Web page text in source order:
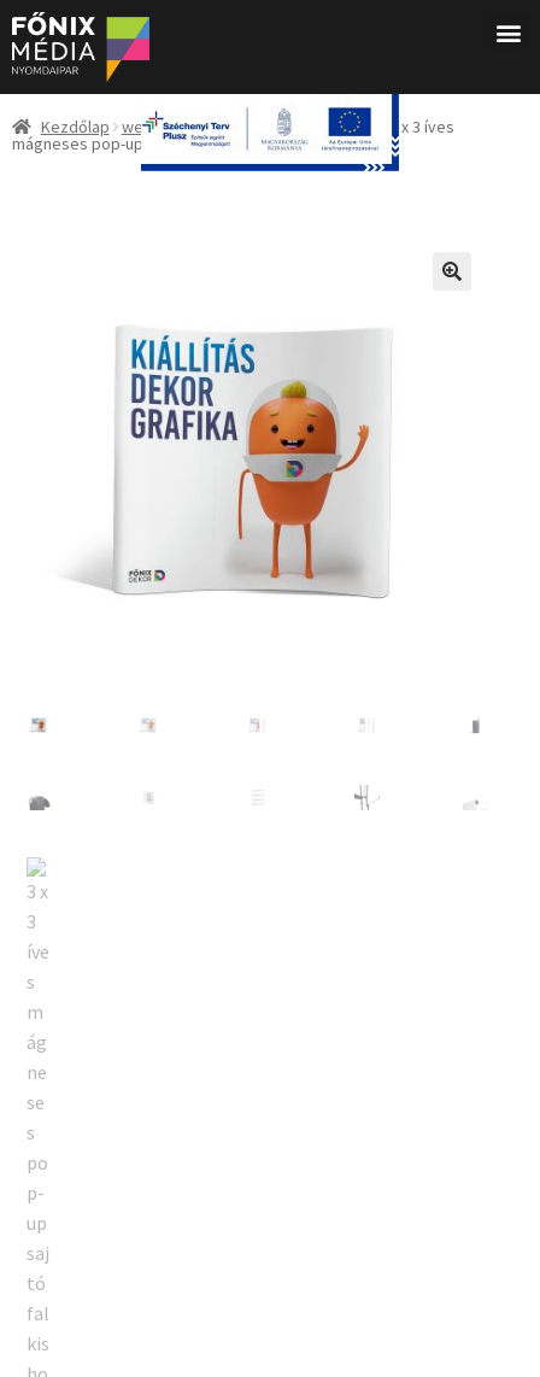
Kezdőlap webshop Sajtófalak (Pop-up falak) 3 x 3 íves
mágneses pop-up sajtófal kis hordtáskával